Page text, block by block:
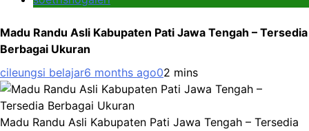
Madu Randu Asli Kabupaten Pati Jawa Tengah – Tersedia
Berbagai Ukuran
cileungsi belajar6 months ago02 mins
Madu Randu Asli Kabupaten Pati Jawa Tengah – Tersedia